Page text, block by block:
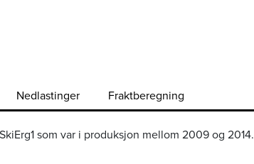
Nedlastinger Fraktberegning
som var i produksjon mellom 2009 og 2014.